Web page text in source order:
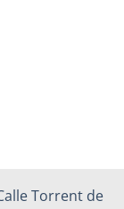
Torrent de